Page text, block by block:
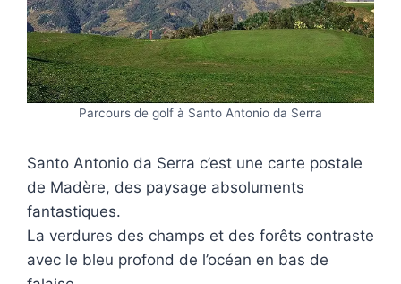
Parcours de golf à Santo Antonio da Serra
Santo Antonio da Serra c’est une carte postale
de Madère, des paysage absoluments
fantastiques.
La verdures des champs et des forêts contraste
avec le bleu profond de l’océan en bas de